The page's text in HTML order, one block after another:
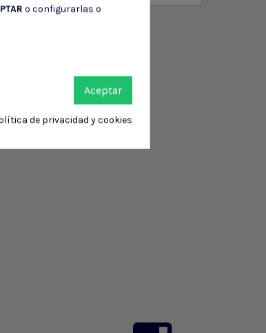
o configurarlas o
Aceptar
de privacidad y cookies